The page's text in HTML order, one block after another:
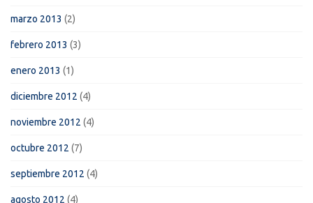
marzo 2013 (2)
febrero 2013 (3)
enero 2013 (1)
diciembre 2012 (4)
noviembre 2012 (4)
octubre 2012 (7)
septiembre 2012 (4)
agosto 2012 (4)